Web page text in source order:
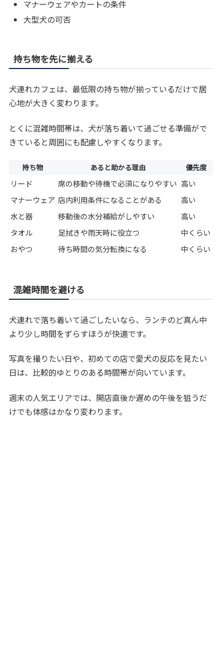
マナーウェアやカートの条件
大型犬の可否
持ち物を先に揃える
犬連れカフェは、最低限の持ち物が揃っているだけで居
心地が大きく変わります。
とくに混雑時間帯は、犬が落ち着いて過ごせる準備がで
きていると周囲にも配慮しやすくなります。
持ち物 あると助かる理由 優先度
リード 席の移動や待機で必須になりやすい 高い
マナーウェア 店内利用条件になることがある
高い
水と器
移動後の水分補給がしやすい
高い
タオル
足拭きや雨天時に役立つ
中くらい
おやつ
待ち時間の気分転換になる 中くらい
混雑時間を避ける
犬連れで落ち着いて過ごしたいなら、ランチのど真ん中
より少し時間をずらすほうが快適です。
写真を撮りたい日や、初めての店で愛犬の反応を見たい
日は、比較的ゆとりのある時間帯が向いています。
週末の人気エリアでは、開店直後か遅めの午後を狙うだ
けでも体感はかなり変わります。